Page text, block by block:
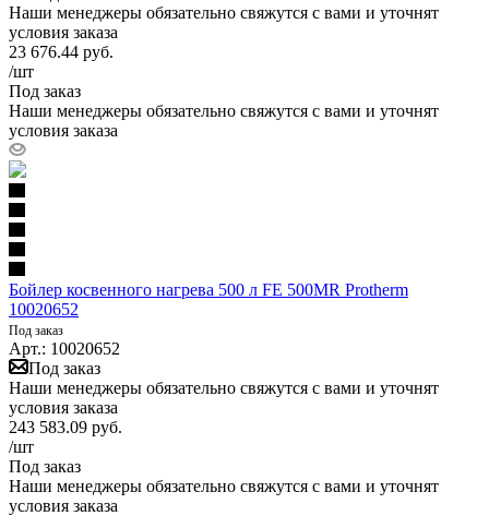
Наши менеджеры обязательно свяжутся с вами и уточнят
условия заказа
23 676.44 руб.
/шт
Под заказ
Наши менеджеры обязательно свяжутся с вами и уточнят
условия заказа
Бойлер косвенного нагрева 500 л FE 500MR Protherm
10020652
Под заказ
Арт.: 10020652
Под заказ
Наши менеджеры обязательно свяжутся с вами и уточнят
условия заказа
243 583.09 руб.
/шт
Под заказ
Наши менеджеры обязательно свяжутся с вами и уточнят
условия заказа